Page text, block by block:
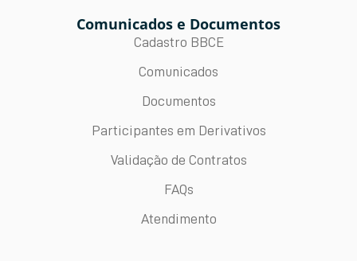
Comunicados e Documentos
Cadastro BBCE
Comunicados
Documentos
Participantes em Derivativos
Validação de Contratos
FAQs
Atendimento